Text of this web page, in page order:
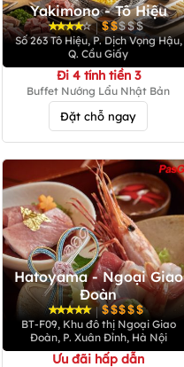
Yakimono - Tô Hiệu
|
Số 263 Tô Hiệu, P. Dịch Vọng Hậu,
Q. Cầu Giấy
Đi 4 tính tiền 3
Buffet Nướng Lẩu Nhật Bản
Đặt chỗ ngay
Hatoyama - Ngoại Giao
Đoàn
|
BT‑F09, Khu đô thị Ngoại Giao
Đoàn, P. Xuân Đỉnh, Hà Nội
Ưu đãi hấp dẫn